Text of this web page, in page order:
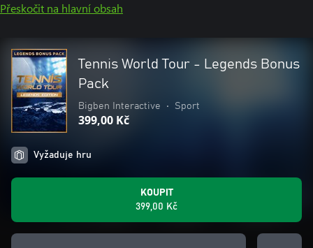
Přeskočit na hlavní obsah
Tennis World Tour - Legends Bonus
Pack
Bigben Interactive • Sport
399,00 Kč
Vyžaduje hru
KOUPIT
399,00 Kč